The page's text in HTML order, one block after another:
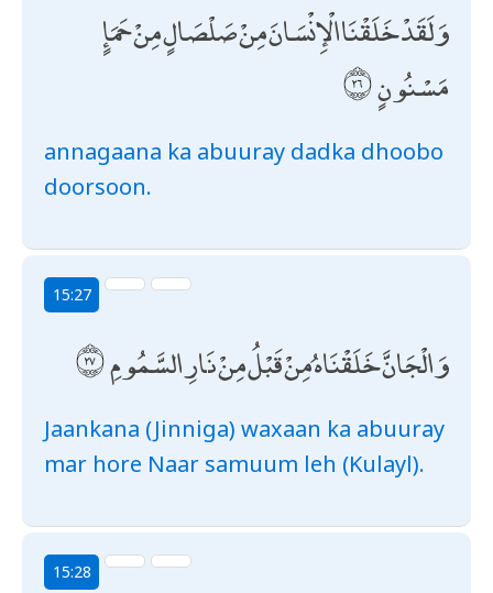
وَلَقَدْ خَلَقْنَا الْإِنْسَانَ مِنْ صَلْصَالٍ مِنْ حَمَإٍ
مَسْنُونٍ
annagaana ka abuuray dadka dhoobo
doorsoon.
15:27
وَالْجَانَّ خَلَقْنَاهُ مِنْ قَبْلُ مِنْ نَارِ السَّمُومِ
Jaankana (Jinniga) waxaan ka abuuray
mar hore Naar samuum leh (Kulayl).
15:28